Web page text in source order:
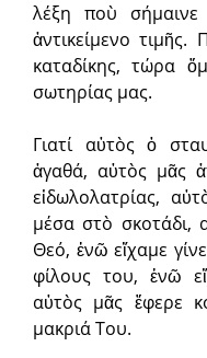
λέξη ποὺ σήμαινε
ἀντικείμενο
καταδίκης, τώρα
σωτηρίας μας.
Γιατί αὐτὸς ὁ
ἀγαθά, αὐτὸς μᾶς
εἰδωλολατρίας,
μέσα στὸ σκοτάδι,
Θεό, ἐνῶ εἴχαμε
φίλους του, ἐνῶ
αὐτὸς μᾶς ἔφερε
μακριά Του.